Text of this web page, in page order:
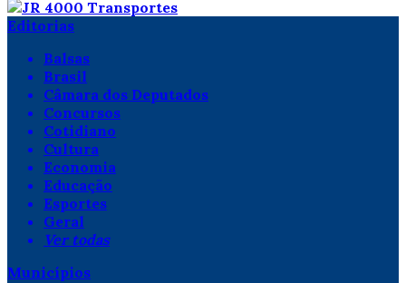
Editorias
Balsas
Brasil
Câmara dos Deputados
Concursos
Cotidiano
Cultura
Economia
Educação
Esportes
Geral
Ver todas
Municípios